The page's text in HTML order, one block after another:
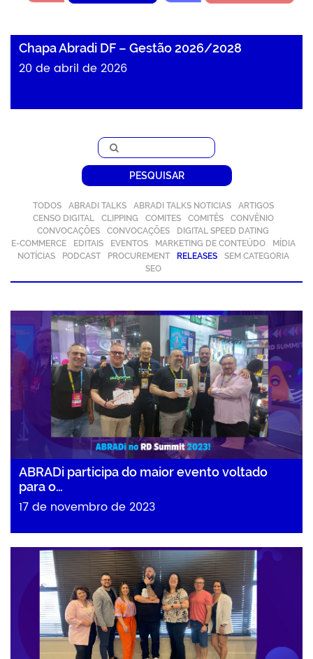
Chapa Abradi DF – Gestão 2026/2028
20 de abril de 2026
PESQUISAR
TODOS ABRADI TALKS ABRADI TALKS NOTICIAS
ARTIGOS
CENSO DIGITAL
CLIPPING COMITES COMITÊS
CONVÊNIO
CONVOCAÇÕES
CONVOCAÇÕES
DIGITAL SPEED DATING
E-COMMERCE
EDITAIS EVENTOS MARKETING DE CONTEÚDO
MÍDIA
NOTÍCIAS
PODCAST PROCUREMENT RELEASES
SEM CATEGORIA
SEO
ABRADi participa do maior evento voltado
para o…
17 de novembro de 2023